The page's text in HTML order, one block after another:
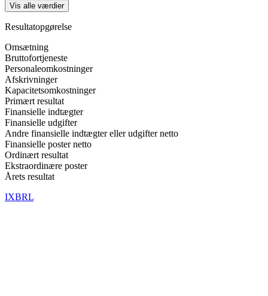
Vis alle værdier
Resultatopgørelse
Omsætning
Bruttofortjeneste
Personaleomkostninger
Afskrivninger
Kapacitetsomkostninger
Primært resultat
Finansielle indtægter
Finansielle udgifter
Andre finansielle indtægter eller udgifter netto
Finansielle poster netto
Ordinært resultat
Ekstraordinære poster
Årets resultat
IXBRL